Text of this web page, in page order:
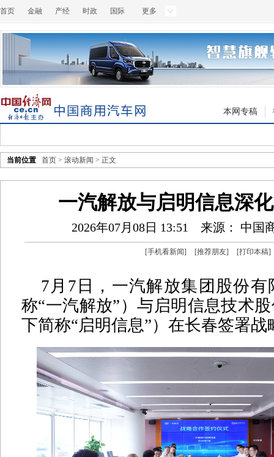
首页 金融 产经 时政 国际 更多
本网专稿
当前位置 首页 > 滚动新闻 > 正文
一汽解放与启明信息深
2026年07月08日 13:51 来源： 中国
[手机看新闻] [推荐朋友] [打印本稿]
7月7日，一汽解放集团股份有
称“一汽解放”）与启明信息技术
下简称“启明信息”）在长春签署战